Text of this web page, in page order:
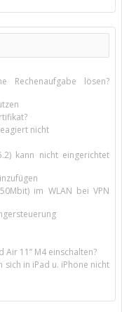
Rechenaufgabe lösen?
nicht
kann nicht eingerichtet
im WLAN bei VPN
11’’ M4 einschalten?
in iPad u. iPhone nicht